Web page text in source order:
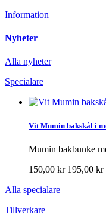
Information
Nyheter
Alla nyheter
Specialare
Vit Mumin bakskål i
Mumin bakbunke
150,00 kr 195,00 kr
Alla specialare
Tillverkare